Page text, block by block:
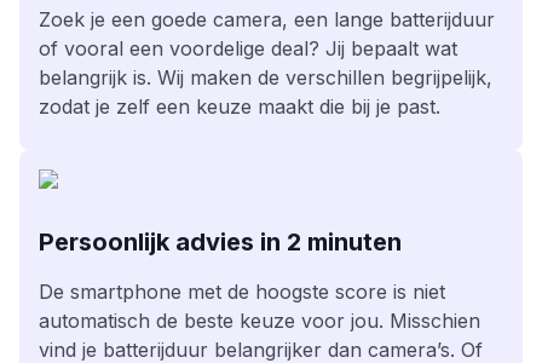
Zoek je een goede camera, een lange batterijduur
of vooral een voordelige deal? Jij bepaalt wat
belangrijk is. Wij maken de verschillen begrijpelijk,
zodat je zelf een keuze maakt die bij je past.
Persoonlijk advies in 2 minuten
De smartphone met de hoogste score is niet
automatisch de beste keuze voor jou. Misschien
vind je batterijduur belangrijker dan camera’s. Of